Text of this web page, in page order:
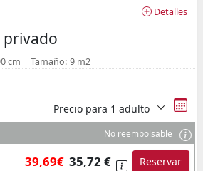
Detalles
cm Tamaño: 9 m2
Precio para 1 adulto
No reembolsable
39,69€ 35,72 € Reservar